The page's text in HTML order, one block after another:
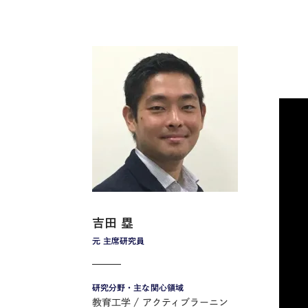
元 主席研究員
吉田 塁
研究分野・主な関心領域
教育工学
アクティブラーニン